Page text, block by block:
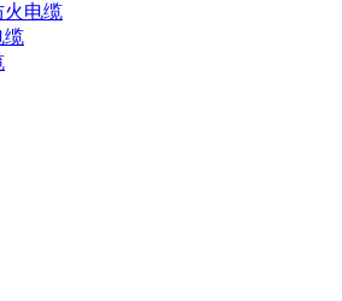
火电缆
缆